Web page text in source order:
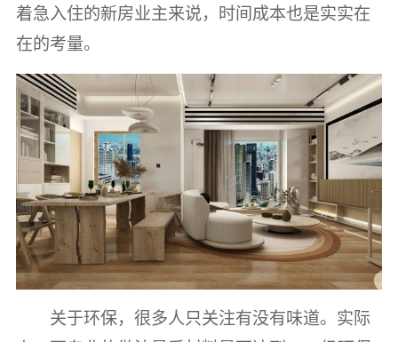
着急入住的新房业主来说，时间成本也是实实在
在的考量。
关于环保，很多人只关注有没有味道。实际